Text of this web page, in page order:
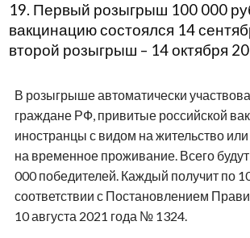
19. Первый розыгрыш 100 000
вакцинацию состоялся 14
второй розыгрыш – 14 октября
В розыгрыше автоматически
граждане РФ, привитые российской
иностранцы с видом на жительство
на временное проживание. Всего
000 победителей. Каждый получит по
соответствии с Постановлением
10 августа 2021 года № 1324.